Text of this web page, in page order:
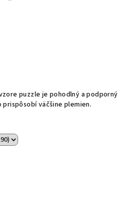
puzzle je pohodlný a podporný
väčšine plemien.